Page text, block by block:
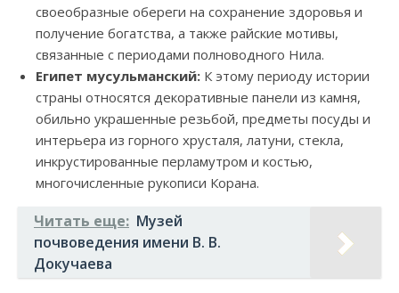
своеобразные обереги на сохранение здоровья и
получение богатства, а также райские мотивы,
связанные с периодами полноводного Нила.
Египет мусульманский: К этому периоду истории
страны относятся декоративные панели из камня,
обильно украшенные резьбой, предметы посуды и
интерьера из горного хрусталя, латуни, стекла,
инкрустированные перламутром и костью,
многочисленные рукописи Корана.
Читать еще: Музей
почвоведения имени В. В.
Докучаева